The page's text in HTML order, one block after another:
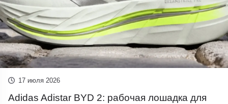
17 июля 2026
Adidas Adistar BYD 2: рабочая лошадка для